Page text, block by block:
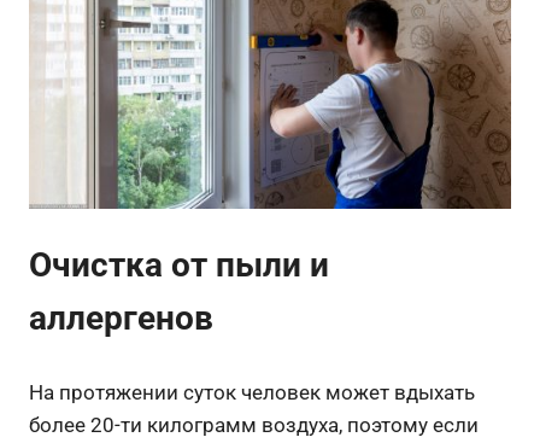
Очистка от пыли и
аллергенов
На протяжении суток человек может вдыхать
более 20-ти килограмм воздуха, поэтому если